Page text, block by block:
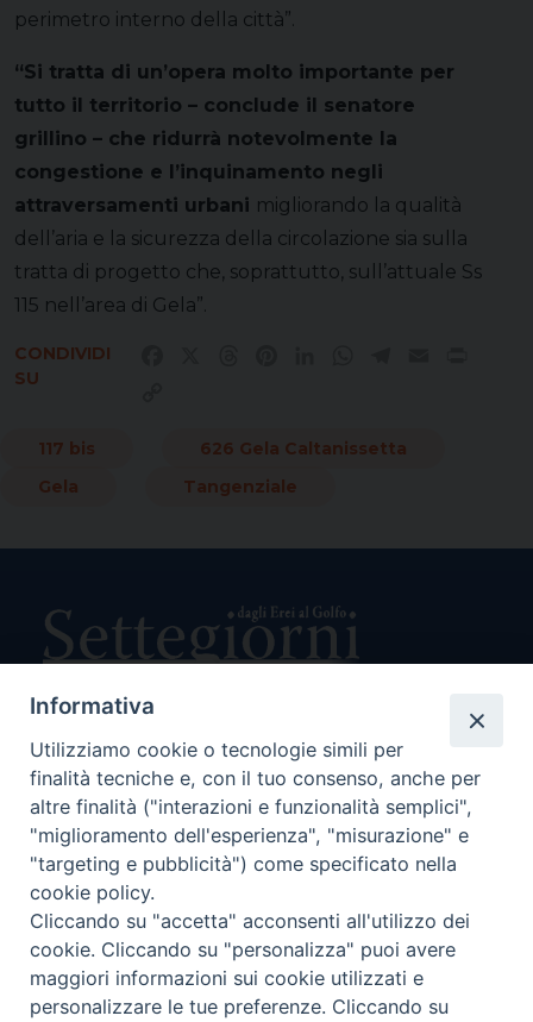
perimetro interno della città”.
“Si tratta di un’opera molto importante per
tutto il territorio – conclude il senatore
grillino – che ridurrà notevolmente la
congestione e l’inquinamento negli
attraversamenti urbani migliorando la qualità
dell’aria e la sicurezza della circolazione sia sulla
tratta di progetto che, soprattutto, sull’attuale Ss
115 nell’area di Gela”.
CONDIVIDI
SU
117 bis
626 Gela Caltanissetta
Gela
Tangenziale
Direttore Responsabile Giuseppe Rabita
Direttore Amministrativo Salvatore Bruno
Editore e Proprietà Opera di Religione della Diocesi di Piazza
Armerina,
Via Cammarata, 21 – Piazza Armerina
P. I. 01121870867
Autorizzazione Tribunale di Enna n. 113 del 24/2/2007
SEGUICI SU:
Informativa
Utilizziamo cookie o tecnologie simili per
finalità tecniche e, con il tuo consenso, anche per
altre finalità ("interazioni e funzionalità semplici",
"miglioramento dell'esperienza", "misurazione" e
"targeting e pubblicità") come specificato nella
cookie policy.
Cliccando su "accetta" acconsenti all'utilizzo dei
cookie. Cliccando su "personalizza" puoi avere
maggiori informazioni sui cookie utilizzati e
personalizzare le tue preferenze. Cliccando su